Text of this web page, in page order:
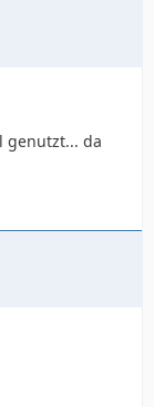
genutzt... da